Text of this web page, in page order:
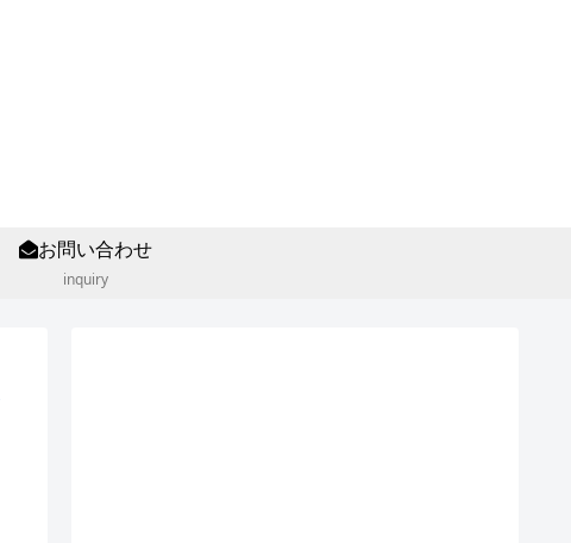
お問い合わせ
inquiry